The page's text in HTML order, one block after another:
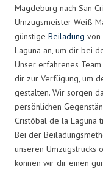
Magdeburg nach San
Umzugsmeister Weiß
günstige Beiladung von
Laguna an, um dir bei
Unser erfahrenes
dir zur Verfügung, um
gestalten. Wir sorgen
persönlichen
Cristóbal de la Laguna
Bei der
unseren Umzugstrucks
können wir dir einen